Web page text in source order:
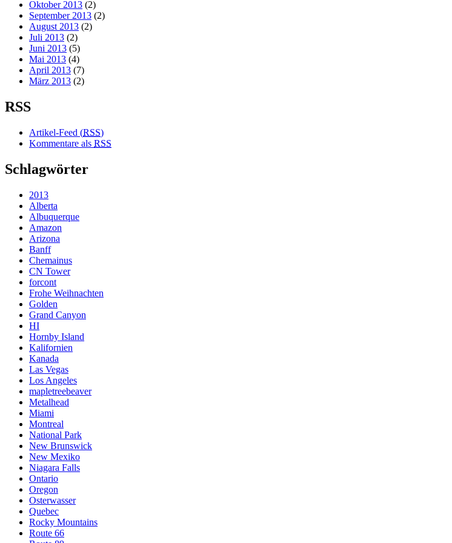
Oktober 2013 (2)
September 2013 (2)
August 2013 (2)
Juli 2013 (2)
Juni 2013 (5)
Mai 2013 (4)
April 2013 (7)
März 2013 (2)
RSS
Artikel-Feed (RSS)
Kommentare als RSS
Schlagwörter
2013
Alberta
Albuquerque
Amazon
Arizona
Banff
Chemainus
CN Tower
forcont
Frohe Weihnachten
Golden
Grand Canyon
HI
Hornby Island
Kalifornien
Kanada
Las Vegas
Los Angeles
mapletreebeaver
Metalhead
Miami
Montreal
National Park
New Brunswick
New Mexiko
Niagara Falls
Ontario
Oregon
Osterwasser
Quebec
Rocky Mountains
Route 66